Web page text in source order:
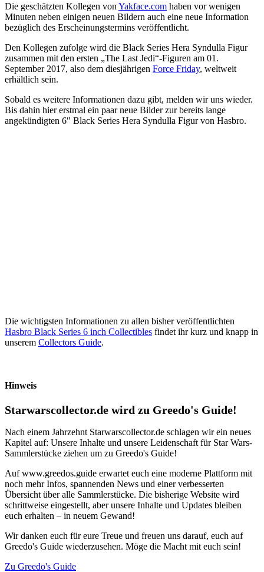
Die geschätzten Kollegen von Yakface.com haben vor wenigen
Minuten neben einigen neuen Bildern auch eine neue Information
bezüglich des Erscheinungstermins veröffentlicht.
Den Kollegen zufolge wird die Black Series Hera Syndulla Figur
zusammen mit den ersten „The Last Jedi“-Figuren am 01.
September 2017, also dem diesjährigen Force Friday, weltweit
erhältlich sein.
Sobald es weitere Informationen dazu gibt, melden wir uns wieder.
Bis dahin hier erstmal ein paar neue Bilder zur bereits lange
angekündigten 6″ Black Series Hera Syndulla Figur von Hasbro.
Die wichtigsten Informationen zu allen bisher veröffentlichten
Hasbro Black Series 6 inch Collectibles findet ihr kurz und knapp in
unserem Collectors Guide.
Hinweis
Starwarscollector.de wird zu Greedo's Guide!
Nach einem Jahrzehnt Starwarscollector.de schlagen wir ein neues
Kapitel auf: Unsere Inhalte und unsere Leidenschaft für Star Wars-
Sammlerstücke ziehen um zu Greedo's Guide!
Auf www.greedos.guide erwartet euch eine moderne Plattform mit
noch mehr Infos, spannenden News und einer verbesserten
Übersicht über alle Sammlerstücke. Die bisherige Website wird
schrittweise eingestellt, aber unsere Inhalte und Updates bleiben
euch erhalten – in neuem Gewand!
Wir danken euch für eure Treue und freuen uns darauf, euch auf
Greedo's Guide wiederzusehen. Möge die Macht mit euch sein!
Zu Greedo's Guide